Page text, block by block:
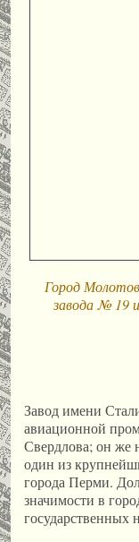
Город
завода № 19
Завод имени
авиационной
Свердлова; он же
один из
города Перми.
значимости в
государственных